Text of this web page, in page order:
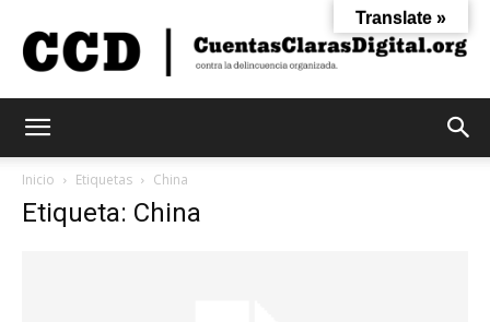
Inicio Etiquetas China
Etiqueta: China
Translate »